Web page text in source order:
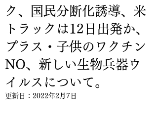
ク、国民分断化誘導、米
トラックは12日出発か、
プラス・子供のワクチン
NO、新しい生物兵器ウ
イルスについて。
更新日： 2022年2月7日